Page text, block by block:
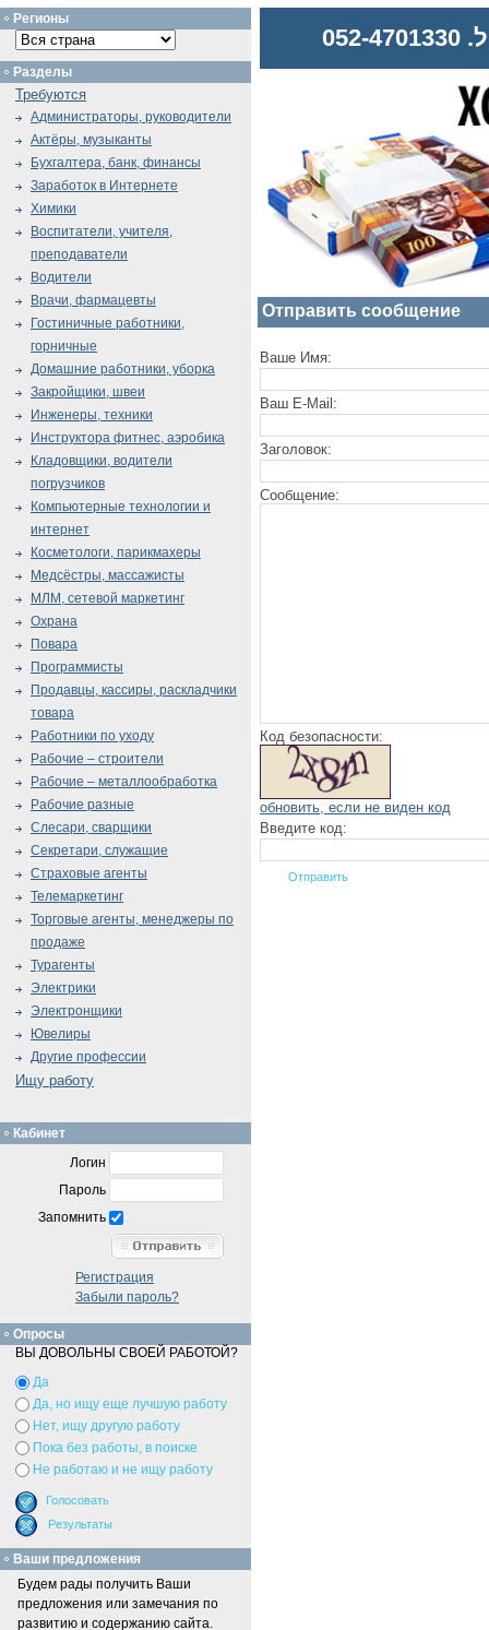
Отправить сообщение
Ваше Имя:
Ваш E-Mail:
Заголовок:
Сообщение:
Код безопасности:
обновить, если не виден код
Введите код:
Регионы
Разделы
Требуются
Администраторы, руководители
Актёры, музыканты
Бухгалтера, банк, финансы
Заработок в Интернете
Химики
Воспитатели, учителя,
преподаватели
Водители
Врачи, фармацевты
Гостиничные работники,
горничные
Домашние работники, уборка
Закройщики, швеи
Инженеры, техники
Инструктора фитнес, аэробика
Кладовщики, водители
погрузчиков
Компьютерные технологии и
интернет
Косметологи, парикмахеры
Медсёстры, массажисты
МЛМ, сетевой маркетинг
Охрана
Повара
Программисты
Продавцы, кассиры, раскладчики
товара
Работники по уходу
Рабочие – строители
Рабочие – металлообработка
Рабочие разные
Слесари, сварщики
Секретари, служащие
Страховые агенты
Телемаркетинг
Торговые агенты, менеджеры по
продаже
Турагенты
Электрики
Электронщики
Ювелиры
Другие профессии
Ищу работу
Кабинет
Логин
Пароль
Запомнить
Регистрация
Забыли пароль?
Опросы
ВЫ ДОВОЛЬНЫ СВОЕЙ РАБОТОЙ?
Да
Да, но ищу еще лучшую работу
Нет, ищу другую работу
Пока без работы, в поиске
Не работаю и не ищу работу
Ваши предложения
Будем рады получить Ваши
предложения или замечания по
развитию и содержанию сайта.